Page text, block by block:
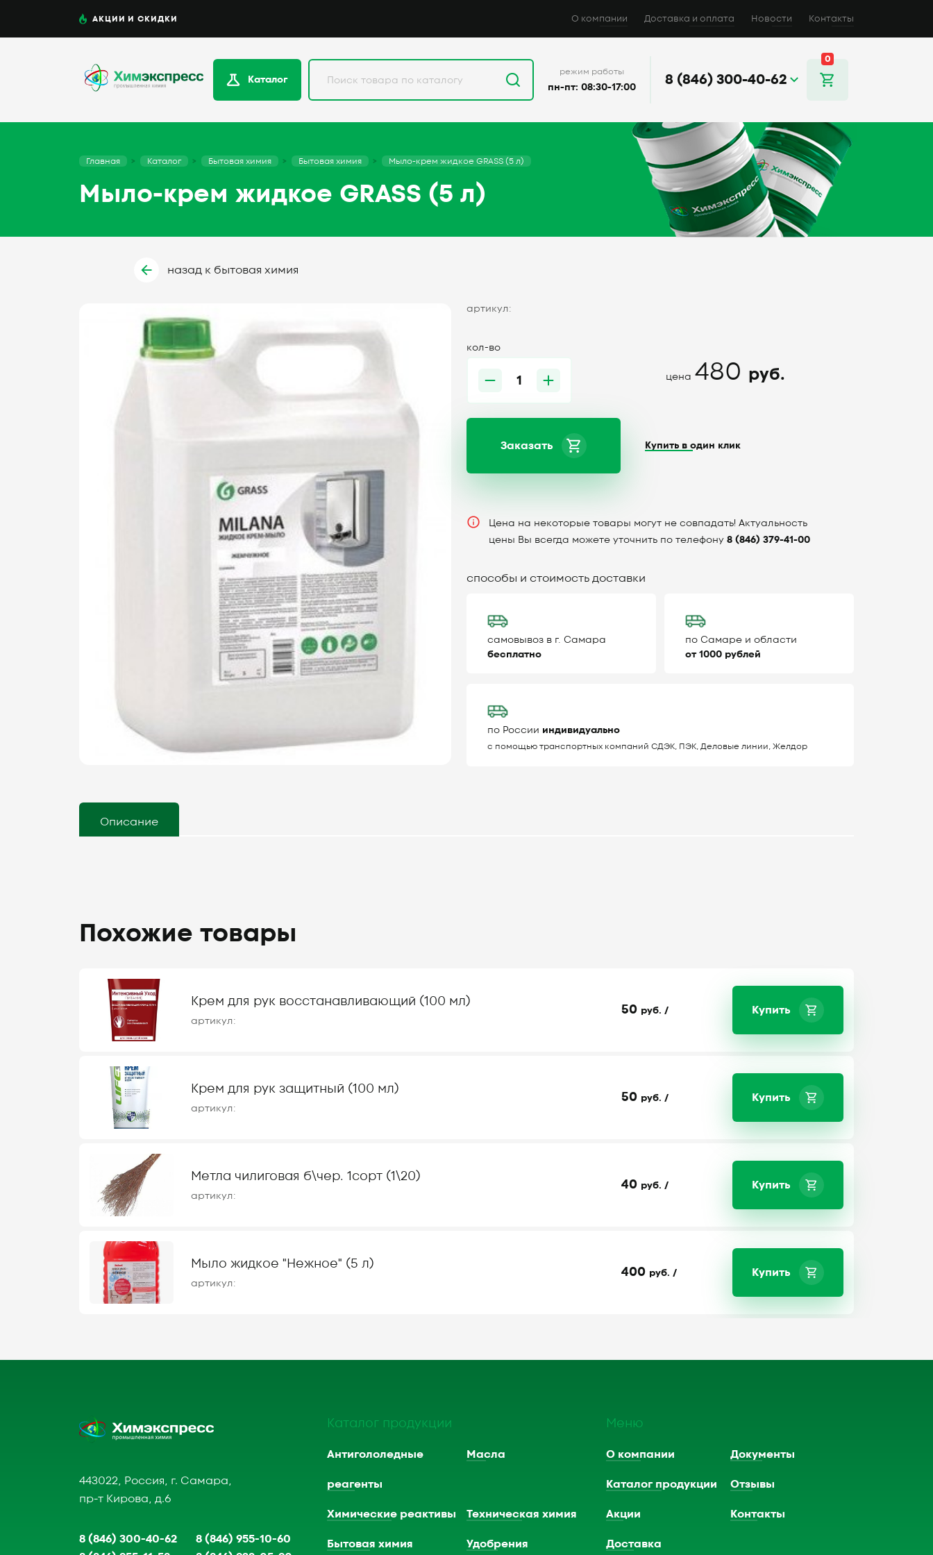
АКЦИИ И СКИДКИ О компании Доставка и оплата Новости Контакты
Каталог
режим работы
пн-пт: 08:30-17:00 8 (846) 300-40-62
0
Главная Каталог Бытовая химия Бытовая химия Мыло-крем жидкое GRASS (5 л)
Мыло-крем жидкое GRASS (5 л)
назад к бытовая химия
артикул:
кол-во
цена 480 руб.
Заказать Купить в один клик
Цена на некоторые товары могут не совпадать! Актуальность
цены Вы всегда можете уточнить по телефону 8 (846) 379-41-00
способы и стоимость доставки
самовывоз в г. Самара
бесплатно
по Самаре и области
от 1000 рублей
по России индивидуально
с помощью транспортных компаний СДЭК, ПЭК, Деловые линии, Желдор
Описание
Похожие товары
Крем для рук восстанавливающий (100 мл)
артикул:
50 руб. / Купить
Крем для рук защитный (100 мл)
артикул:
50 руб. / Купить
Метла чилиговая б\чер. 1сорт (1\20)
артикул:
40 руб. / Купить
Мыло жидкое "Нежное" (5 л)
артикул:
400 руб. / Купить
443022, Россия, г. Самара,
пр-т Кирова, д.6
8 (846) 300-40-62
8 (846) 955-10-60
Каталог продукции
Антигололедные
реагенты
Масла
Химические реактивы Техническая химия
Бытовая химия Удобрения
Меню
О компании Документы
Каталог продукции Отзывы
Акции Контакты
Доставка